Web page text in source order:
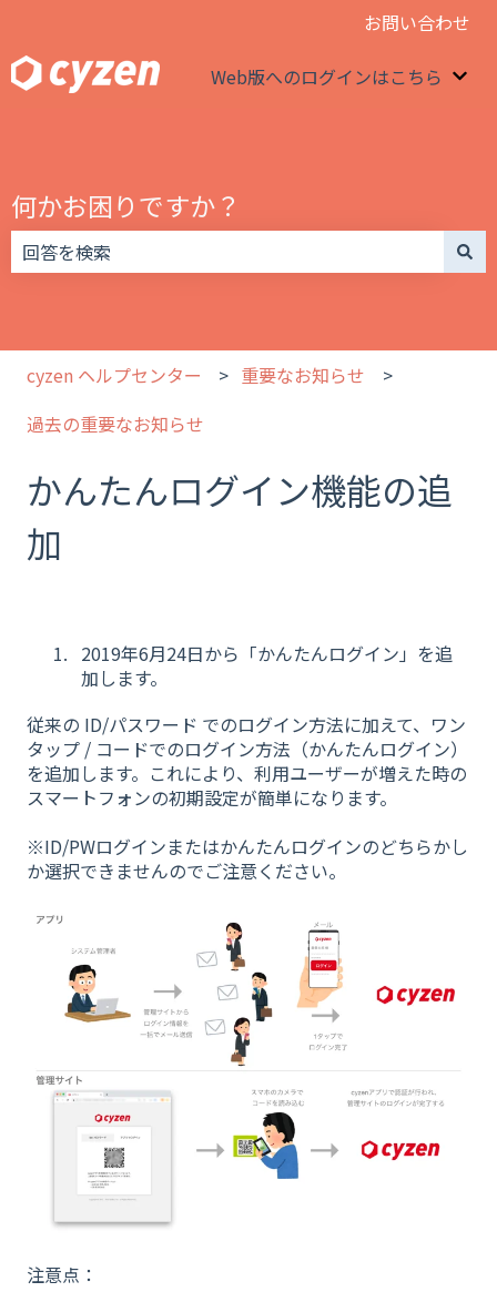
お問い合わせ
Web版へのログインはこちら
何かお困りですか？
cyzen ヘルプセンター
重要なお知らせ
過去の重要なお知らせ
かんたんログイン機能の追
加
2019年6月24日から「かんたんログイン」を追
加します。
従来の ID/パスワード でのログイン方法に加えて、ワン
タップ / コードでのログイン方法（かんたんログイン）
を追加します。これにより、利用ユーザーが増えた時の
スマートフォンの初期設定が簡単になります。
※ID/PWログインまたはかんたんログインのどちらかし
か選択できませんのでご注意ください。
注意点：